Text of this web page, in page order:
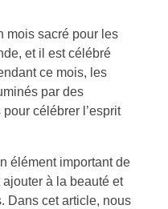
mois sacré pour les
et il est célébré
ce mois, les
par des
célébrer l’esprit
élément important de
à la beauté et
Dans cet article, nous